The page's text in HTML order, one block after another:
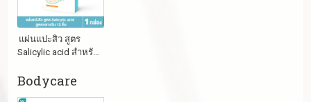
แผ่น​แปะ​สิว​ สูตร
Salicylic acid สำหรับ
หัว
Bodycare